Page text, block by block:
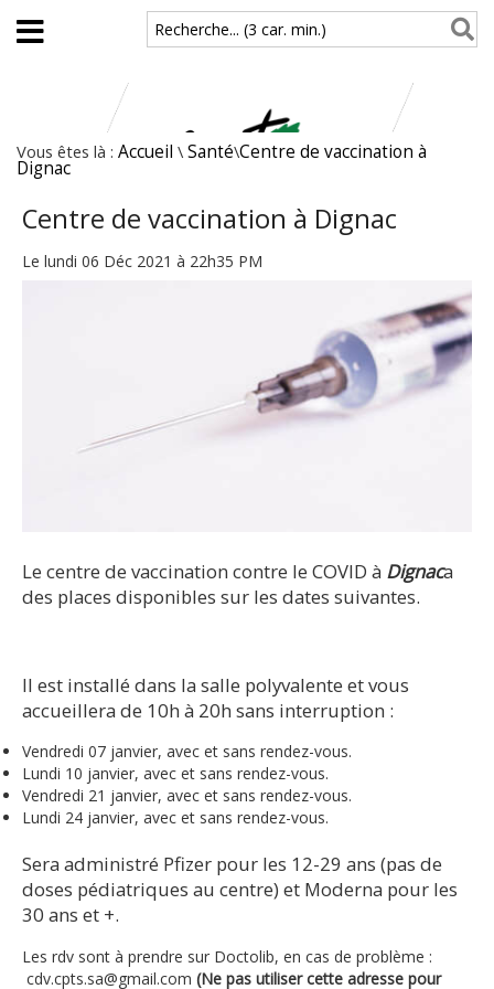
Aller au contenu principal
Recherche... (3 car. min.)
Vous êtes là : Accueil \ Santé\Centre de vaccination à
Dignac
Centre de vaccination à Dignac
Le lundi 06 Déc 2021 à 22h35 PM
Le centre de vaccination contre le COVID à Dignaca
des places disponibles sur les dates suivantes.
Il est installé dans la salle polyvalente et vous
accueillera de 10h à 20h sans interruption :
Vendredi 07 janvier, avec et sans rendez-vous.
Lundi 10 janvier, avec et sans rendez-vous.
Vendredi 21 janvier, avec et sans rendez-vous.
Lundi 24 janvier, avec et sans rendez-vous.
Sera administré Pfizer pour les 12-29 ans (pas de
doses pédiatriques au centre) et Moderna pour les
30 ans et +.
Les rdv sont à prendre sur Doctolib, en cas de problème :
cdv.cpts.sa@gmail.com (Ne pas utiliser cette adresse pour